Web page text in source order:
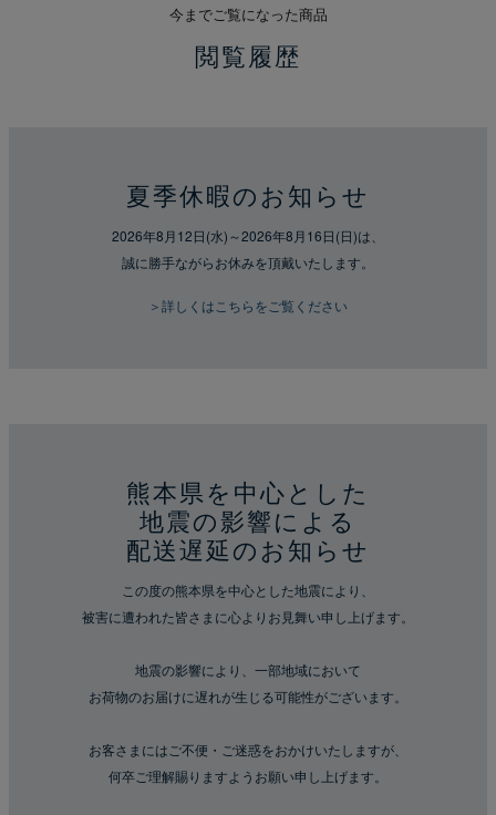
今までご覧になった商品
閲覧履歴
夏季休暇のお知らせ
2026年8月12日(水)～2026年8月16日(日)は、
誠に勝手ながらお休みを頂戴いたします。
＞詳しくはこちらをご覧ください
熊本県を中心とした
地震の影響による
配送遅延のお知らせ
この度の熊本県を中心とした地震により、
被害に遭われた皆さまに心よりお見舞い申し上げます。
地震の影響により、一部地域において
お荷物のお届けに遅れが生じる可能性がございます。
お客さまにはご不便・ご迷惑をおかけいたしますが、
何卒ご理解賜りますようお願い申し上げます。